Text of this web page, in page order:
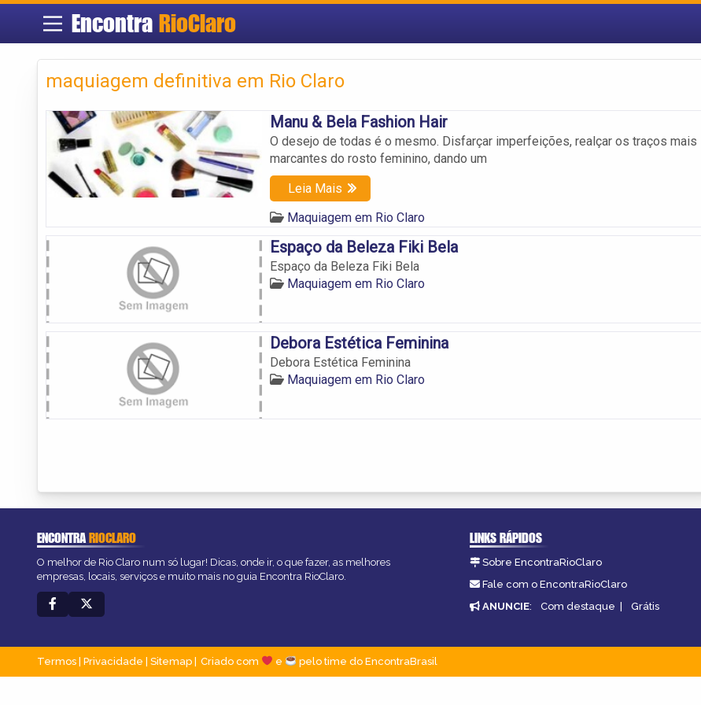
Encontra RioClaro
maquiagem definitiva em Rio Claro
Manu & Bela Fashion Hair
O desejo de todas é o mesmo. Disfarçar imperfeições, realçar os traços mais
marcantes do rosto feminino, dando um
Leia Mais
Maquiagem em Rio Claro
Espaço da Beleza Fiki Bela
Espaço da Beleza Fiki Bela
Maquiagem em Rio Claro
Debora Estética Feminina
Debora Estética Feminina
Maquiagem em Rio Claro
ENCONTRARIOCLARO
O melhor de Rio Claro num só lugar! Dicas, onde ir, o que fazer, as melhores
empresas, locais, serviços e muito mais no guia Encontra RioClaro.
LINKS RÁPIDOS
Sobre EncontraRioClaro
Fale com o EncontraRioClaro
ANUNCIE: Com destaque | Grátis
Termos Privacidade Sitemap Criado com e pelo time do EncontraBrasil